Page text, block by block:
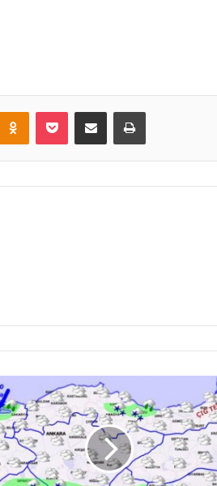
Odnoklassniki
Pocket E-Posta ile paylaş Yazdır